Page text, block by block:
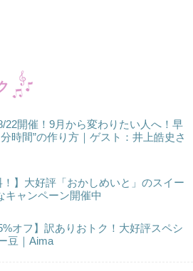
22開催！9月から変わりたい人へ！早
時間”の作り方｜ゲスト：井上皓史さ
！】大好評「おかしめいと」のスイー
キャンペーン開催中
オフ】訳ありおトク！大好評スペシ
豆｜Aima